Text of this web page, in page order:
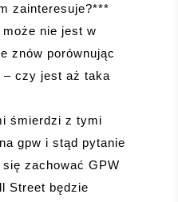
zainteresuje?***
nie jest w
znów porównując
– czy jest aż taka
śmierdzi z tymi
gpw i stąd pytanie
zachować GPW
Street będzie